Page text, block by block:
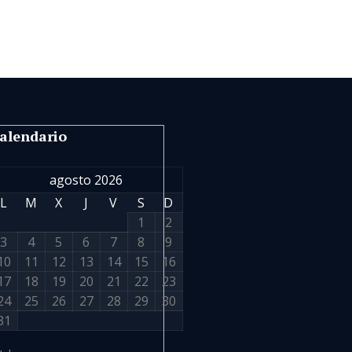
agosto 2026
L
M X J V S
D
1
2
3
4 5 6 7 8
9
11 12 13 14 15
16
18 19 20 21 22
23
25 26 27 28 29
30